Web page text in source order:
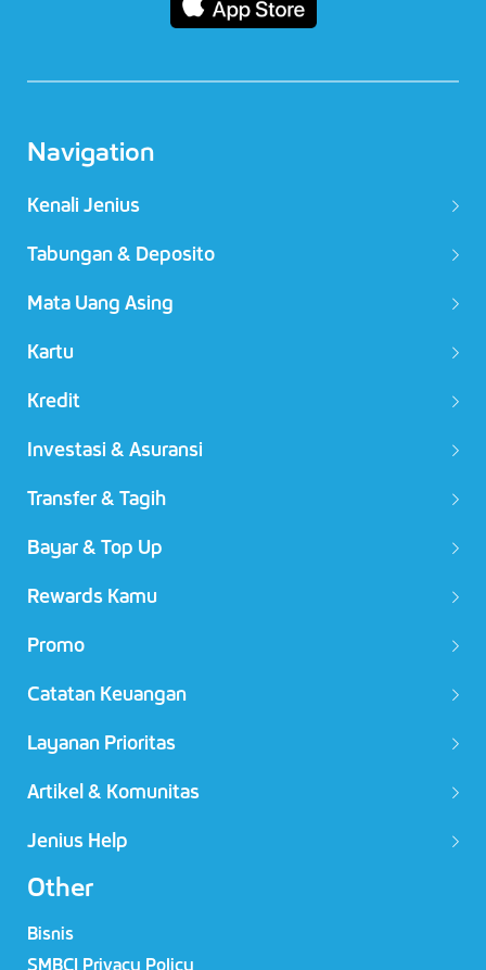
Navigation
Kenali Jenius
Tabungan & Deposito
Mata Uang Asing
Kartu
Kredit
Investasi & Asuransi
Transfer & Tagih
Bayar & Top Up
Rewards Kamu
Promo
Catatan Keuangan
Layanan Prioritas
Artikel & Komunitas
Jenius Help
Other
Bisnis
SMBCI Privacy Policy